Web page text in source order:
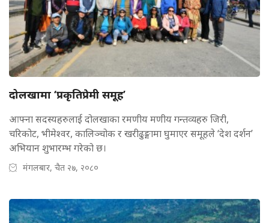
दोलखामा ‘प्रकृतिप्रेमी समूह’
आफ्ना सदस्यहरुलाई दोलखाका रमणीय मणीय गन्तव्यहरु जिरी,
चरिकोट, भीमेश्वर, कालिञ्चोक र खरीढुङ्गामा घुमाएर समूहले ‘देश दर्शन’
अभियान शुभारम्भ गरेको छ।
मंगलबार, चैत २७, २०८०